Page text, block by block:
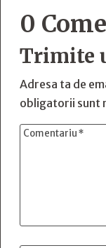
0
Trimite
Adresa ta de
obligatorii sunt